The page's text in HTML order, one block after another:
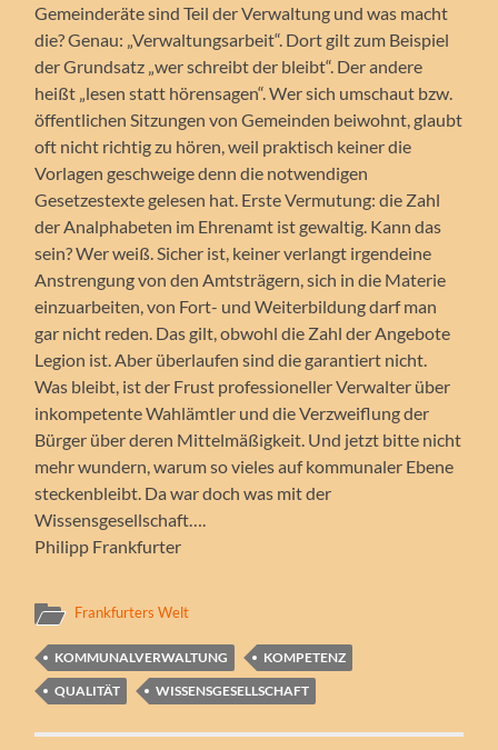
Gemeinderäte sind Teil der Verwaltung und was macht
die? Genau: „Verwaltungsarbeit“. Dort gilt zum Beispiel
der Grundsatz „wer schreibt der bleibt“. Der andere
heißt „lesen statt hörensagen“. Wer sich umschaut bzw.
öffentlichen Sitzungen von Gemeinden beiwohnt, glaubt
oft nicht richtig zu hören, weil praktisch keiner die
Vorlagen geschweige denn die notwendigen
Gesetzestexte gelesen hat. Erste Vermutung: die Zahl
der Analphabeten im Ehrenamt ist gewaltig. Kann das
sein? Wer weiß. Sicher ist, keiner verlangt irgendeine
Anstrengung von den Amtsträgern, sich in die Materie
einzuarbeiten, von Fort- und Weiterbildung darf man
gar nicht reden. Das gilt, obwohl die Zahl der Angebote
Legion ist. Aber überlaufen sind die garantiert nicht.
Was bleibt, ist der Frust professioneller Verwalter über
inkompetente Wahlämtler und die Verzweiflung der
Bürger über deren Mittelmäßigkeit. Und jetzt bitte nicht
mehr wundern, warum so vieles auf kommunaler Ebene
steckenbleibt. Da war doch was mit der
Wissensgesellschaft….
Philipp Frankfurter
Frankfurters Welt
KOMMUNALVERWALTUNG
KOMPETENZ
QUALITÄT
WISSENSGESELLSCHAFT